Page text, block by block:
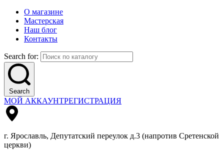
О магазине
Мастерская
Наш блог
Контакты
Search for:
Search
МОЙ АККАУНТРЕГИСТРАЦИЯ
г. Ярославль, Депутатский переулок д.3 (напротив Сретенской
церкви)